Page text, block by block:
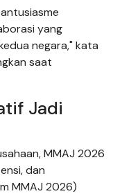
yang
negara," kata
saat
Jadi
MMAJ 2026
dan
MMAJ 2026)